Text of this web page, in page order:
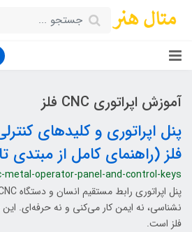
آموزش اپراتوری CNC فلز
فلز (راهنمای کامل از مبتدی
metal-operator-panel-and-control-keys
فلز است.